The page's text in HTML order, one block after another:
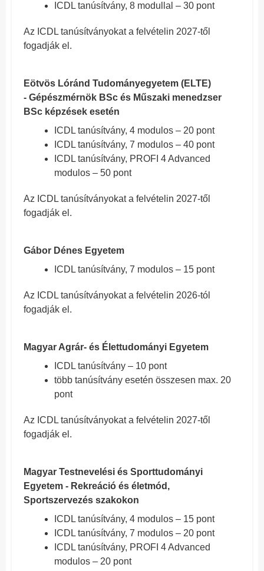
ICDL tanúsítvány, 8 modullal – 30 pont
Az ICDL tanúsítványokat a felvételin 2027-től
fogadják el.
Eötvös Lóránd Tudományegyetem (ELTE)
- Gépészmérnök BSc és Műszaki menedzser
BSc képzések esetén
ICDL tanúsítvány, 4 modulos – 20 pont
ICDL tanúsítvány, 7 modulos – 40 pont
ICDL tanúsítvány, PROFI 4 Advanced
modulos – 50 pont
Az ICDL tanúsítványokat a felvételin 2027-től
fogadják el.
Gábor Dénes Egyetem
ICDL tanúsítvány, 7 modulos – 15 pont
Az ICDL tanúsítványokat a felvételin 2026-tól
fogadják el.
Magyar Agrár- és Élettudományi Egyetem
ICDL tanúsítvány – 10 pont
több tanúsítvány esetén összesen max. 20
pont
Az ICDL tanúsítványokat a felvételin 2027-től
fogadják el.
Magyar Testnevelési és Sporttudományi
Egyetem - Rekreáció és életmód,
Sportszervezés szakokon
ICDL tanúsítvány, 4 modulos – 15 pont
ICDL tanúsítvány, 7 modulos – 20 pont
ICDL tanúsítvány, PROFI 4 Advanced
modulos – 20 pont